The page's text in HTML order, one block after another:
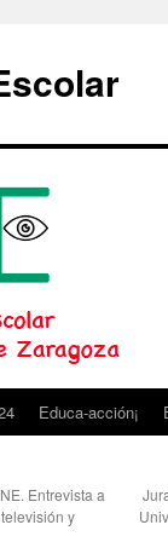
Educa-acción¡
Entrevista a
y